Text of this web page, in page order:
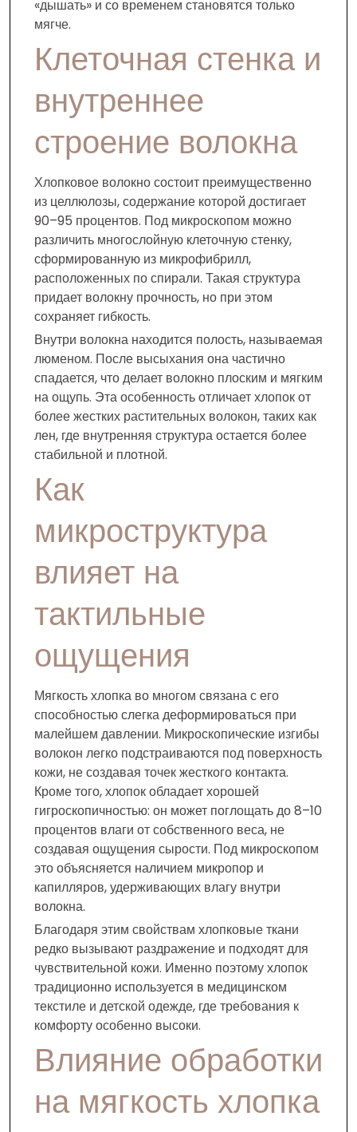
«дышать» и со временем становятся только
мягче.
Клеточная стенка и
внутреннее
строение волокна
Хлопковое волокно состоит преимущественно
из целлюлозы, содержание которой достигает
90–95 процентов. Под микроскопом можно
различить многослойную клеточную стенку,
сформированную из микрофибрилл,
расположенных по спирали. Такая структура
придает волокну прочность, но при этом
сохраняет гибкость.
Внутри волокна находится полость, называемая
люменом. После высыхания она частично
спадается, что делает волокно плоским и мягким
на ощупь. Эта особенность отличает хлопок от
более жестких растительных волокон, таких как
лен, где внутренняя структура остается более
стабильной и плотной.
Как
микроструктура
влияет на
тактильные
ощущения
Мягкость хлопка во многом связана с его
способностью слегка деформироваться при
малейшем давлении. Микроскопические изгибы
волокон легко подстраиваются под поверхность
кожи, не создавая точек жесткого контакта.
Кроме того, хлопок обладает хорошей
гигроскопичностью: он может поглощать до 8–10
процентов влаги от собственного веса, не
создавая ощущения сырости. Под микроскопом
это объясняется наличием микропор и
капилляров, удерживающих влагу внутри
волокна.
Благодаря этим свойствам хлопковые ткани
редко вызывают раздражение и подходят для
чувствительной кожи. Именно поэтому хлопок
традиционно используется в медицинском
текстиле и детской одежде, где требования к
комфорту особенно высоки.
Влияние обработки
на мягкость хлопка